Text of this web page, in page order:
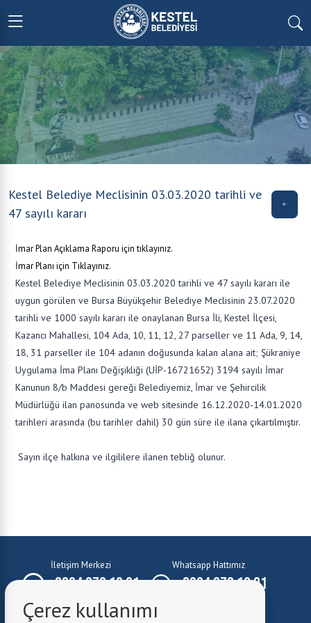
Kestel Belediye Meclisinin 03.03.2020 tarihli ve
47 sayılı kararı
İmar Plan Açıklama Raporu için tıklayınız.
İmar Planı için Tıklayınız.
Kestel Belediye Meclisinin 03.03.2020 tarihli ve 47 sayılı kararı ile
uygun görülen ve Bursa Büyükşehir Belediye Meclisinin 23.07.2020
tarihli ve 1000 sayılı kararı ile onaylanan Bursa İli, Kestel İlçesi,
Kazancı Mahallesi, 104 Ada, 10, 11, 12, 27 parseller ve 11 Ada, 9, 14,
18, 31 parseller ile 104 adanın doğusunda kalan alana ait; Şükraniye
Uygulama İma Planı Değişikliği (UİP­-16721652) 3194 sayılı İmar
Kanunun 8/b Maddesi gereği Belediyemiz, İmar ve Şehircilik
Müdürlüğü ilan panosunda ve web sitesinde 16.12.2020-14.01.2020
tarihleri arasında (bu tarihler dahil) 30 gün süre ile ilana çıkartılmıştır.
Sayın ilçe halkına ve ilgililere ilanen tebliğ olunur.
İletişim Merkezi
0224 372 10 01
Whatsapp Hattımız
0224 372 10 01
E-Mail: belediye@kestel.bel.tr
Çerez kullanımı